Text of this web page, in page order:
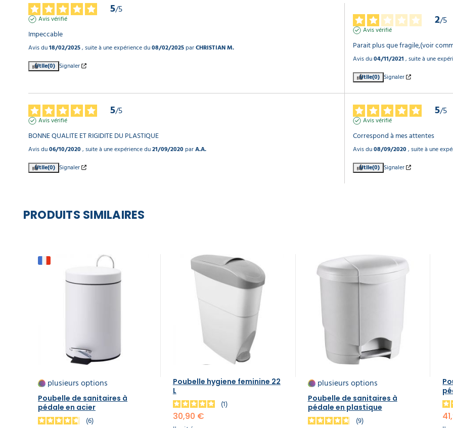
PRODUITS SIMILAIRES
plusieurs options
Poubelle de sanitaires à
pédale en acier
6
Poubelle hygiene feminine 22
L
1
30,90 €
plusieurs options
Poubelle de sanitaires à
pédale en plastique
9
5/5
Avis vérifié
Impeccable
Avis du18/02/2025, suite à une expérience du08/02/2025parCHRISTIAN M.
Utile(0) Signaler
2/5
Avis vérifié
Parait plus que fragile,(voir
Avis du04/11/2021 , suite à une
Utile(0) Signaler
5/5
Avis vérifié
BONNE QUALITE ET RIGIDITE DU PLASTIQUE
Avis du06/10/2020 , suite à une expérience du21/09/2020 parA.A.
Utile(0) Signaler
5/5
Avis vérifié
Correspond à mes attentes
Avis du08/09/2020 , suite à une
Utile(0) Signaler